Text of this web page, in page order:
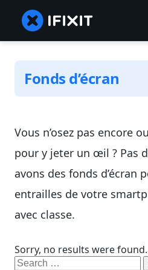
Fonds d’écran
Vous n’osez pas encore
pour y jeter un œil ? Pas
avons des fonds d’écran
entrailles de votre
avec classe.
Sorry, no results were found.
Search